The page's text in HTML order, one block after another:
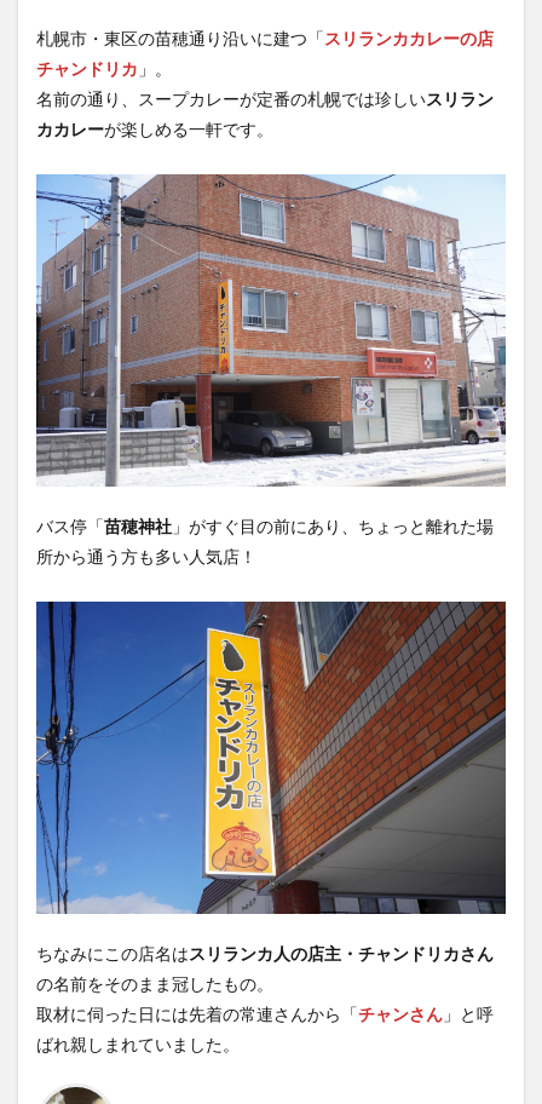
札幌市・東区の苗穂通り沿いに建つ「スリランカカレーの店
チャンドリカ 」。
名前の通り、スープカレーが定番の札幌では珍しいスリラン
カカレーが楽しめる一軒です。
バス停「苗穂神社 」がすぐ目の前にあり、ちょっと離れた場
所から通う方も多い人気店！
ちなみにこの店名はスリランカ人の店主・チャンドリカさん
の名前をそのまま冠したもの。
取材に伺った日には先着の常連さんから「チャンさん 」と呼
ばれ親しまれていました。